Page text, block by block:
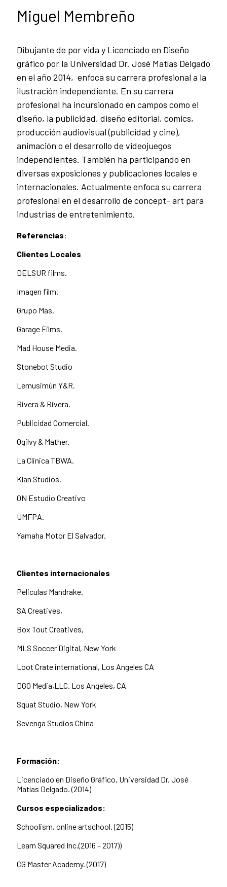
Miguel Membreño
Dibujante de por vida y Licenciado en Diseño
gráfico por la Universidad Dr. José Matías Delgado
en el año 2014, enfoca su carrera profesional a la
ilustración independiente. En su carrera
profesional ha incursionado en campos como el
diseño, la publicidad, diseño editorial, comics,
producción audiovisual (publicidad y cine),
animación o el desarrollo de videojuegos
independientes. También ha participando en
diversas exposiciones y publicaciones locales e
internacionales. Actualmente enfoca su carrera
profesional en el desarrollo de concept- art para
industrias de entretenimiento.
Referencias:
Clientes Locales
DELSUR films.
Imagen film.
Grupo Mas.
Garage Films.
Mad House Media.
Stonebot Studio
Lemusimún Y&R.
Rivera & Rivera.
Publicidad Comercial.
Ogilvy & Mather.
La Clinica TBWA.
Klan Studios.
ON Estudio Creativo
UMFPA.
Yamaha Motor El Salvador.
Clientes internacionales
Peliculas Mandrake.
SA Creatives,
Box Tout Creatives,
MLS Soccer Digital, New York
Loot Crate international, Los Angeles CA
DGO Media,LLC. Los Angeles, CA
Squat Studio, New York
Sevenga Studios China
Formación:
Licenciado en Diseño Gráfico, Universidad Dr. José
Matías Delgado. (2014)
Cursos especializados:
Schoolism, online artschool. (2015)
Learn Squared Inc.(2016 – 2017))
CG Master Academy. (2017)